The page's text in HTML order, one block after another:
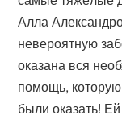
Алла
невероятную
оказана вся
помощь,
были оказать!